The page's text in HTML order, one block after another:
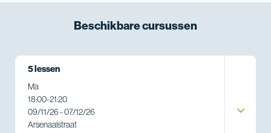
Beschikbarecursussen
5 lessen
Ma
18:00-21:20
09/11/26 - 07/12/26
Arsenaalstraat